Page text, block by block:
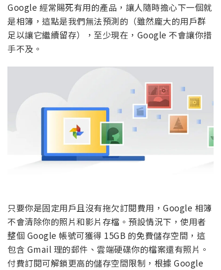
Google 經常賜死有用的產品，讓人隨時擔心下一個就
是相簿，這點是我們無法預測的（雖然龐大的用戶群
足以讓它繼續留存），至少現在，Google 不會讓你措
手不及。
只要你是固定用戶且沒有拖欠訂閱費用，Google 相簿
不會清除你的照片和影片存檔。預設情況下，使用者
整個 Google 帳號可獲得 15GB 的免費儲存空間，這
包含 Gmail 理的郵件、雲端硬碟你的檔案還有照片。
付費訂閱可解鎖更高的儲存空間限制，根據 Google